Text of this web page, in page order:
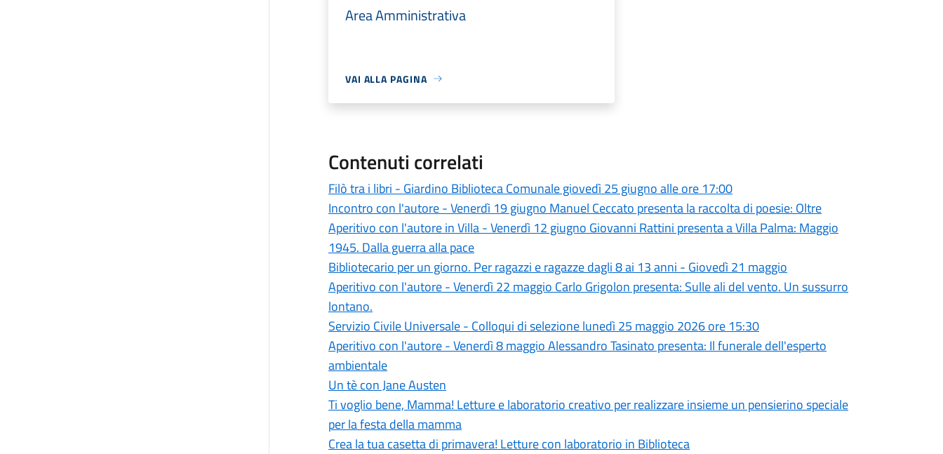
Area Amministrativa
VAI ALLA PAGINA
Contenuti correlati
Filò tra i libri - Giardino Biblioteca Comunale giovedì 25 giugno alle ore 17:00
Incontro con l'autore - Venerdì 19 giugno Manuel Ceccato presenta la raccolta di poesie: Oltre
Aperitivo con l'autore in Villa - Venerdì 12 giugno Giovanni Rattini presenta a Villa Palma: Maggio
1945. Dalla guerra alla pace
Bibliotecario per un giorno. Per ragazzi e ragazze dagli 8 ai 13 anni - Giovedì 21 maggio
Aperitivo con l'autore - Venerdì 22 maggio Carlo Grigolon presenta: Sulle ali del vento. Un sussurro
lontano.
Servizio Civile Universale - Colloqui di selezione lunedì 25 maggio 2026 ore 15:30
Aperitivo con l'autore - Venerdì 8 maggio Alessandro Tasinato presenta: Il funerale dell'esperto
ambientale
Un tè con Jane Austen
Ti voglio bene, Mamma! Letture e laboratorio creativo per realizzare insieme un pensierino speciale
per la festa della mamma
Crea la tua casetta di primavera! Letture con laboratorio in Biblioteca